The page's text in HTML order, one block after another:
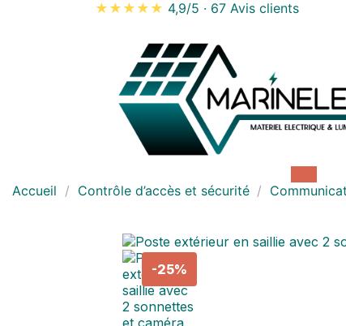
★★★★★ 4,9/5 · 67 Avis clients
Accueil Contrôle d’accès et sécurité
-25%